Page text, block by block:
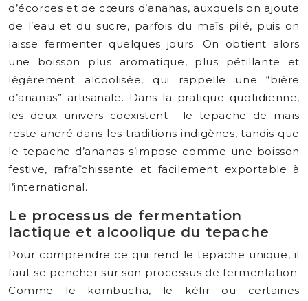
d’écorces et de cœurs d’ananas, auxquels on ajoute
de l’eau et du sucre, parfois du maïs pilé, puis on
laisse fermenter quelques jours. On obtient alors
une boisson plus aromatique, plus pétillante et
légèrement alcoolisée, qui rappelle une “bière
d’ananas” artisanale. Dans la pratique quotidienne,
les deux univers coexistent : le tepache de maïs
reste ancré dans les traditions indigènes, tandis que
le tepache d’ananas s’impose comme une boisson
festive, rafraîchissante et facilement exportable à
l’international.
Le processus de fermentation
lactique et alcoolique du tepache
Pour comprendre ce qui rend le tepache unique, il
faut se pencher sur son processus de fermentation.
Comme le kombucha, le kéfir ou certaines